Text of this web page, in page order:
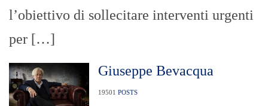
l’obiettivo di sollecitare interventi urgenti
per […]
Giuseppe Bevacqua
19501 POSTS